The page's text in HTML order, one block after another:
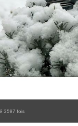
3597 fois